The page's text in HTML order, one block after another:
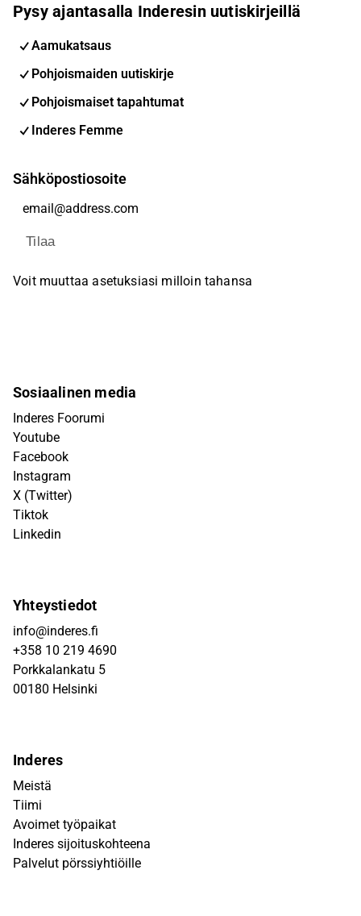
Pysy ajantasalla Inderesin uutiskirjeillä
Aamukatsaus
Pohjoismaiden uutiskirje
Pohjoismaiset tapahtumat
Inderes Femme
Sähköpostiosoite
Tilaa
Voit muuttaa asetuksiasi milloin tahansa
Sosiaalinen media
Inderes Foorumi
Youtube
Facebook
Instagram
X (Twitter)
Tiktok
Linkedin
Yhteystiedot
info@inderes.fi
+358 10 219 4690
Porkkalankatu 5
00180 Helsinki
Inderes
Meistä
Tiimi
Avoimet työpaikat
Inderes sijoituskohteena
Palvelut pörssiyhtiöille